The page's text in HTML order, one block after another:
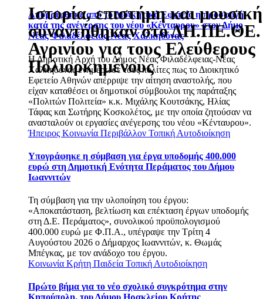
Απορρίφθηκε από το Διοικητικό Εφετείο η προσφυγή
κατά της ανέγερσης του νέου «Κένταυρου» στον Δήμο
Νέας Φιλαδέλφειας-Νέας Χαλκηδόνας
Η Δημοτική Αρχή του Δήμος Νέας Φιλαδέλφειας-Νέας
Χαλκηδόνας ενημέρωσε τους πολίτες πως το Διοικητικό
Εφετείο Αθηνών απέρριψε την αίτηση αναστολής, που
είχαν καταθέσει οι δημοτικοί σύμβουλοι της παράταξης
«Πολιτών Πολιτεία» κ.κ. Μιχάλης Κουτσάκης, Ηλίας
Τάφας και Σωτήρης Κοσκολέτος, με την οποία ζητούσαν να
ανασταλούν οι εργασίες ανέγερσης του νέου «Κένταυρου».
Ήπειρος Κοινωνία Περιβάλλον Τοπική Αυτοδιοίκηση
Υπογράφηκε η σύμβαση για έργα υποδομής 400.000
ευρώ στη Δημοτική Ενότητα Περάματος του Δήμου
Ιωαννιτών
Τη σύμβαση για την υλοποίηση του έργου:
«Αποκατάσταση, βελτίωση και επέκταση έργων υποδομής
στη Δ.Ε. Περάματος», συνολικού προϋπολογισμού
400.000 ευρώ με Φ.Π.Α., υπέγραψε την Τρίτη 4
Αυγούστου 2026 ο Δήμαρχος Ιωαννιτών, κ. Θωμάς
Μπέγκας, με τον ανάδοχο του έργου.
Κοινωνία Κρήτη Παιδεία Τοπική Αυτοδιοίκηση
Πρώτο βήμα για το νέο σχολικό συγκρότημα στην
Ιστορία, επιστήμη και μουσική
συναντήθηκαν στο ΔΗ.ΠΕ.ΘΕ.
Αγρινίου για τους Ελεύθερους
Πολιορκημένους